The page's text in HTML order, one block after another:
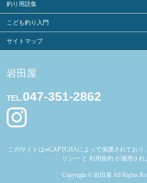
釣り用語集
こども釣り入門
サイトマップ
岩田屋
TEL.047-351-2862
このサイトはreCAPTCHAによって保護されており
リシー と利用規約 が適用され
Copyright ©岩田屋 All Rights